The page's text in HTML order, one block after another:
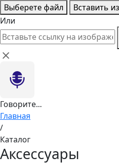
Выберете файл
Вставить
Или
Говорите...
Главная
/
Каталог
Аксессуары